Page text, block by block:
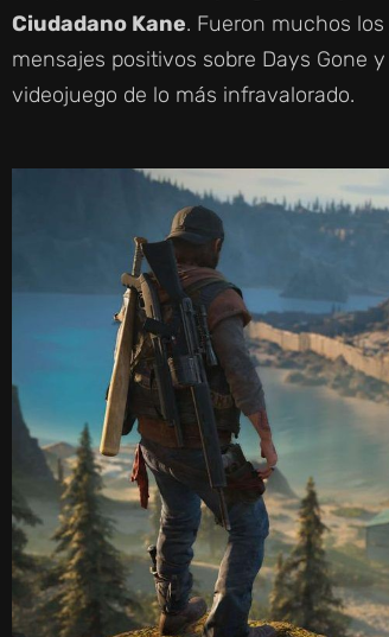
Ciudadano Kane. Fueron muchos
mensajes positivos sobre Days Gone
videojuego de lo más infravalorado.